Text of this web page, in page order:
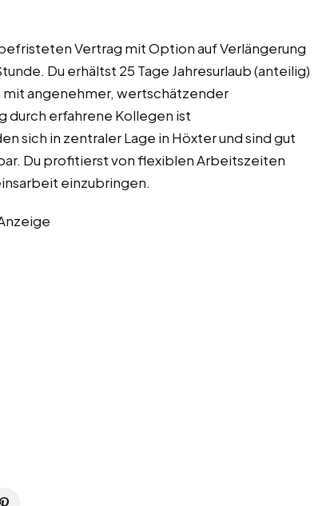
Vertrag mit Option auf Verlängerung
Du erhältst 25 Tage Jahresurlaub (anteilig)
angenehmer, wertschätzender
durch erfahrene Kollegen ist
sich in zentraler Lage in Höxter und sind gut
Du profitierst von flexiblen Arbeitszeiten
einzubringen.